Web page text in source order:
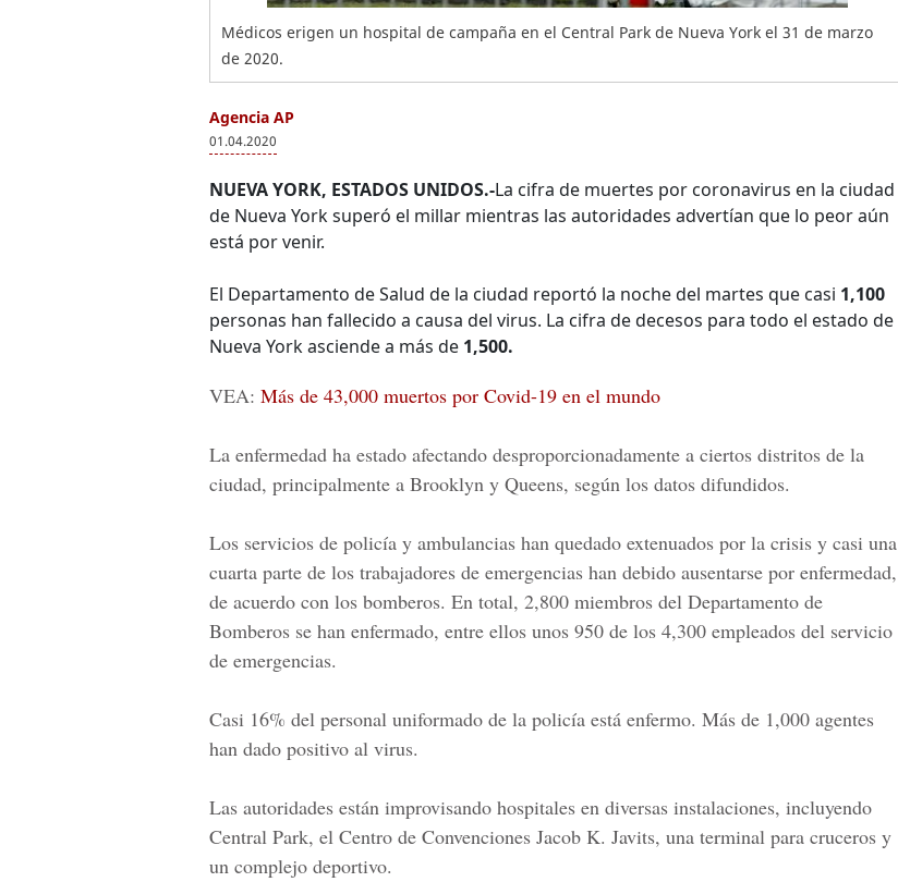
Médicos erigen un hospital de campaña en el Central Park de Nueva York el 31 de marzo
de 2020.
Agencia AP
01.04.2020
NUEVA YORK, ESTADOS UNIDOS.-La cifra de muertes por coronavirus en la ciudad
de Nueva York superó el millar mientras las autoridades advertían que lo peor aún
está por venir.
El Departamento de Salud de la ciudad reportó la noche del martes que casi 1,100
personas han fallecido a causa del virus. La cifra de decesos para todo el estado de
Nueva York asciende a más de 1,500.
VEA: Más de 43,000 muertos por Covid-19 en el mundo
La enfermedad ha estado afectando desproporcionadamente a ciertos distritos de la
ciudad, principalmente a Brooklyn y Queens, según los datos difundidos.
Los servicios de policía y ambulancias han quedado extenuados por la crisis y casi una
cuarta parte de los trabajadores de emergencias han debido ausentarse por enfermedad,
de acuerdo con los bomberos. En total, 2,800 miembros del Departamento de
Bomberos se han enfermado, entre ellos unos 950 de los 4,300 empleados del servicio
de emergencias.
Casi 16% del personal uniformado de la policía está enfermo. Más de 1,000 agentes
han dado positivo al virus.
Las autoridades están improvisando hospitales en diversas instalaciones, incluyendo
Central Park, el Centro de Convenciones Jacob K. Javits, una terminal para cruceros y
un complejo deportivo.